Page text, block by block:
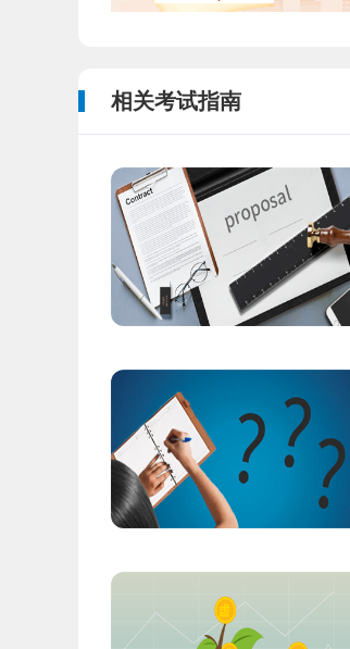
相关考试指南